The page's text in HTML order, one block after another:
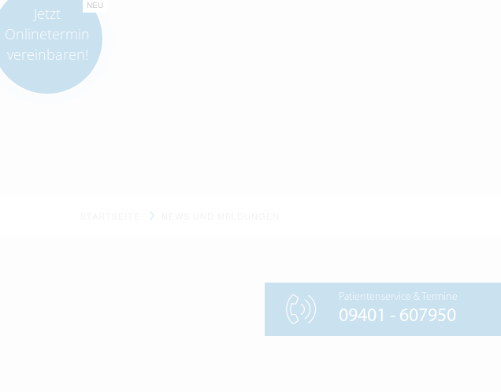
Patientenservice & Termine
09401 - 607950
NEU
Jetzt
Onlinetermin
vereinbaren!